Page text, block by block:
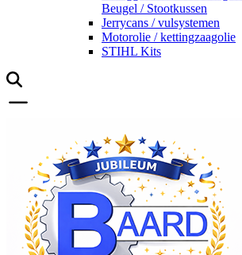
Beugel / Stootkussen
Jerrycans / vulsystemen
Motorolie / kettingzaagolie
STIHL Kits